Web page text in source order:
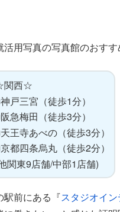
活用写真の写真館のおすす
西☆
戸三宮（徒歩1分）
急梅田（徒歩3分）
王寺あべの（徒歩3分）
都四条烏丸（徒歩2分）
関東9店舗/中部1店舗)
駅前にある『スタジオイ